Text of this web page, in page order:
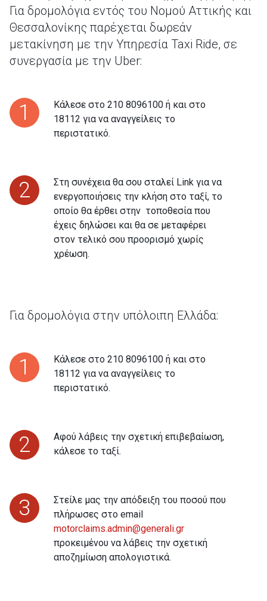
Για δρομολόγια εντός του Νομού Αττικής και
Θεσσαλονίκης παρέχεται δωρεάν
μετακίνηση με την Υπηρεσία Taxi Ride, σε
συνεργασία με την Uber:
1
Κάλεσε στο 210 8096100 ή και στο
18112 για να αναγγείλεις το
περιστατικό.
2
Στη συνέχεια θα σου σταλεί Link για να
ενεργοποιήσεις την κλήση στο ταξί, το
οποίο θα έρθει στην τοποθεσία που
έχεις δηλώσει και θα σε μεταφέρει
στον τελικό σου προορισμό χωρίς
χρέωση.
Για δρομολόγια στην υπόλοιπη Ελλάδα:
1
Κάλεσε στο 210 8096100 ή και στο
18112 για να αναγγείλεις το
περιστατικό.
2
Αφού λάβεις την σχετική επιβεβαίωση,
κάλεσε το ταξί.
3
Στείλε μας την απόδειξη του ποσού που
πλήρωσες στο email
motorclaims.admin@generali.gr
προκειμένου να λάβεις την σχετική
αποζημίωση απολογιστικά.